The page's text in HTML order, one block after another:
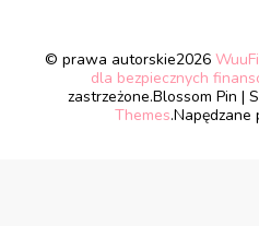
© prawa autorskie2026
dla bezpiecznych
zastrzeżone.Blossom Pin |
Themes.Napędzane